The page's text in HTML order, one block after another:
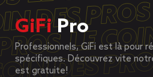
GiFiPro
Professionnels, GiFi est là pour
spécifiques. Découvrez vite
est gratuite!